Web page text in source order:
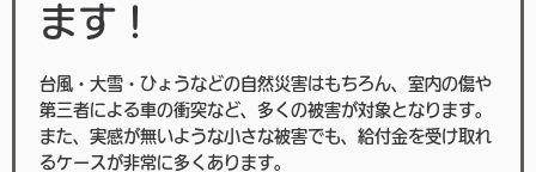
ます！
台風・大雪・ひょうなどの自然災害はもちろん、室内の傷や
第三者による車の衝突など、多くの被害が対象となります。
また、実感が無いような小さな被害でも、給付金を受け取れ
るケースが非常に多くあります。